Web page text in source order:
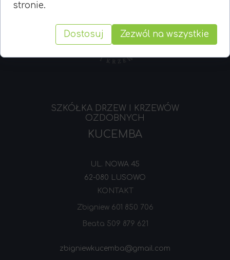
KONTAKT
Zbigniew 601 850 706
Beata 509 879 621
zbigniewkucemba@gmail.com
SZKÓŁKA DRZEW I KRZEWÓW
OZDOBNYCH
KUCEMBA
UL. NOWA 45
62-080 LUSOWO
stronie.
Dostosuj Zezwól na wszystkie